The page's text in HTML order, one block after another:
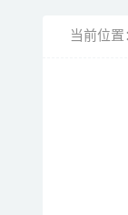
当前位置